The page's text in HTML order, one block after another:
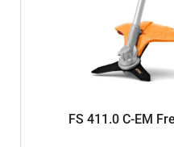
FS 411.0 C-EM